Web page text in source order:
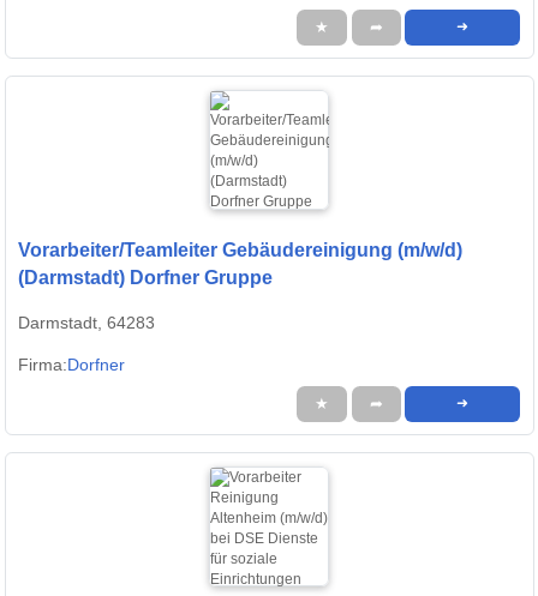
★ ➦ ➜
Vorarbeiter/Teamleiter Gebäudereinigung (m/w/d)
(Darmstadt) Dorfner Gruppe
Darmstadt, 64283
Firma:Dorfner
★ ➦ ➜